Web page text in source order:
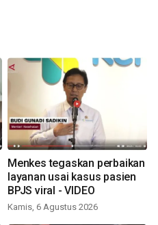
Menkes tegaskan perbaikan
layanan usai kasus pasien
BPJS viral - VIDEO
Kamis, 6 Agustus 2026